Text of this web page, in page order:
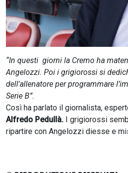
“In questi giorni la Cremo ha
Angelozzi. Poi i grigiorossi si
dell'allenatore per programmare
Serie B”.
Così ha parlato il giornalista,
Alfredo Pedullà. I grigiorossi
ripartire con Angelozzi diesse e